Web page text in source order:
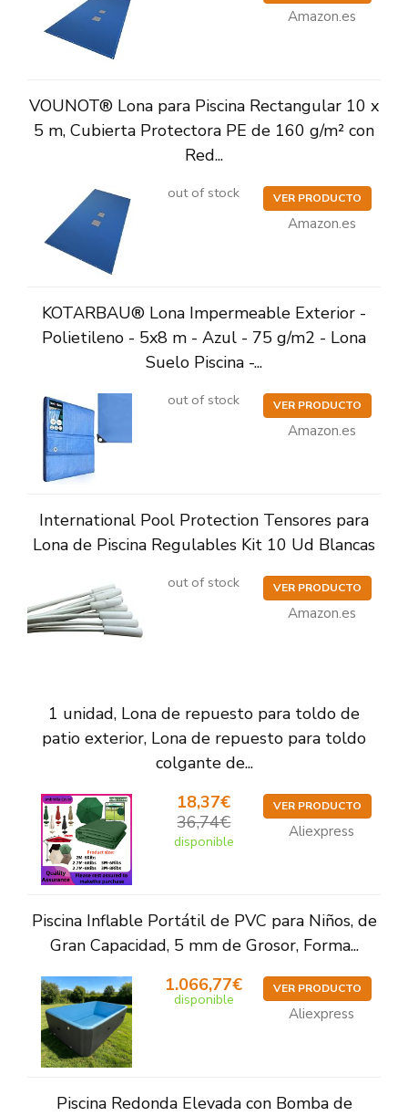
Amazon.es
VOUNOT® Lona para Piscina Rectangular 10 x
5 m, Cubierta Protectora PE de 160 g/m² con
Red...
out of stock VER PRODUCTO
Amazon.es
KOTARBAU® Lona Impermeable Exterior -
Polietileno - 5x8 m - Azul - 75 g/m2 - Lona
Suelo Piscina -...
out of stock VER PRODUCTO
Amazon.es
International Pool Protection Tensores para
Lona de Piscina Regulables Kit 10 Ud Blancas
out of stock VER PRODUCTO
Amazon.es
1 unidad, Lona de repuesto para toldo de
patio exterior, Lona de repuesto para toldo
colgante de...
18,37€
36,74€
disponible
VER PRODUCTO
Aliexpress
Piscina Inflable Portátil de PVC para Niños, de
Gran Capacidad, 5 mm de Grosor, Forma...
1.066,77€
disponible
VER PRODUCTO
Aliexpress
Piscina Redonda Elevada con Bomba de